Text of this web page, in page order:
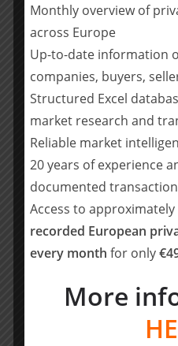
Marketing
| Kostenoptimierung
Industrien: IT &
Engineering |
Consumer Goods &
Tech | Bauwesen |
Bitte kontaktieren Sie
HerrnMarkus Fränkel(
consulting.com) für nähere
www.bluemont-
Teilen mit:
Monthly overview of
across Europe
Up-to-date information
companies, buyers,
Structured Excel
market research and
Reliable market
20 years of experience
documented
Access to approximately
recorded European
every month for only
More